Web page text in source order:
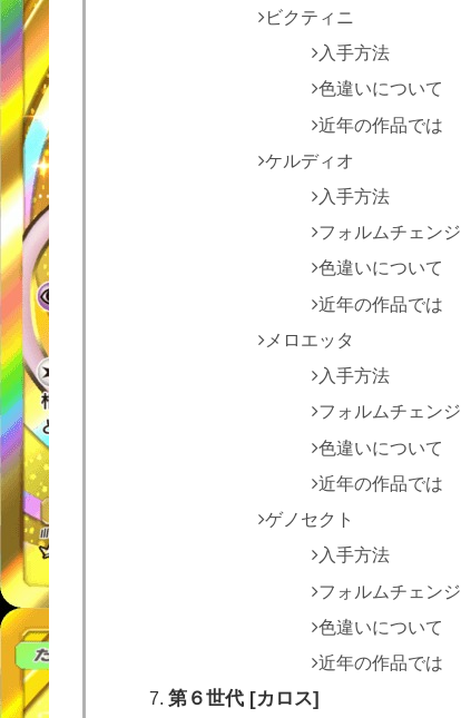
ビクティニ
入手方法
色違いについて
近年の作品では
ケルディオ
入手方法
フォルムチェンジ
色違いについて
近年の作品では
メロエッタ
入手方法
フォルムチェンジ
色違いについて
近年の作品では
ゲノセクト
入手方法
フォルムチェンジ
色違いについて
近年の作品では
第６世代 [カロス]